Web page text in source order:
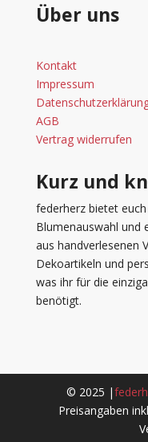
Über uns
Kontakt
Impressum
AGB
Vertrag widerrufen
Kurz und
federherz bietet
Blumenauswahl und
aus handverlesenen
Dekoartikeln und
was ihr für die
benötigt.
© 2025 |
Preisangaben